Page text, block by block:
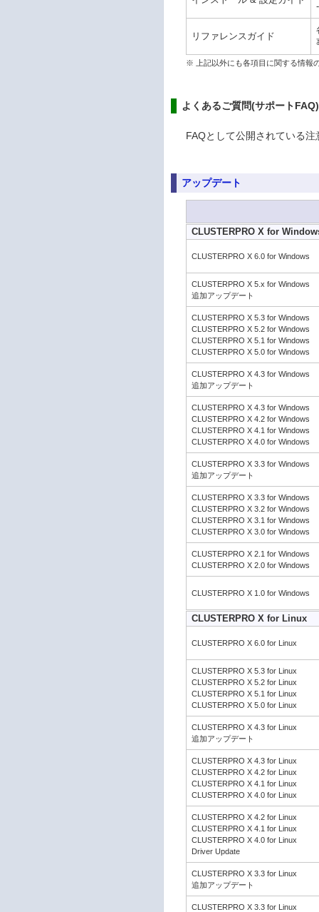
リファレンスガイド
※ 上記以外にも各項目に関する情報
よくあるご質問(サポートFAQ)
FAQとして公開されている
アップデート
CLUSTERPRO X for
CLUSTERPRO X 6.0 for Windows
CLUSTERPRO X 5.x for Windows
追加アップデート
CLUSTERPRO X 5.3 for Windows
CLUSTERPRO X 5.2 for Windows
CLUSTERPRO X 5.1 for Windows
CLUSTERPRO X 5.0 for Windows
CLUSTERPRO X 4.3 for Windows
追加アップデート
CLUSTERPRO X 4.3 for Windows
CLUSTERPRO X 4.2 for Windows
CLUSTERPRO X 4.1 for Windows
CLUSTERPRO X 4.0 for Windows
CLUSTERPRO X 3.3 for Windows
追加アップデート
CLUSTERPRO X 3.3 for Windows
CLUSTERPRO X 3.2 for Windows
CLUSTERPRO X 3.1 for Windows
CLUSTERPRO X 3.0 for Windows
CLUSTERPRO X 2.1 for Windows
CLUSTERPRO X 2.0 for Windows
CLUSTERPRO X 1.0 for Windows
CLUSTERPRO X for Linux
CLUSTERPRO X 6.0 for Linux
CLUSTERPRO X 5.3 for Linux
CLUSTERPRO X 5.2 for Linux
CLUSTERPRO X 5.1 for Linux
CLUSTERPRO X 5.0 for Linux
CLUSTERPRO X 4.3 for Linux
追加アップデート
CLUSTERPRO X 4.3 for Linux
CLUSTERPRO X 4.2 for Linux
CLUSTERPRO X 4.1 for Linux
CLUSTERPRO X 4.0 for Linux
CLUSTERPRO X 4.2 for Linux
CLUSTERPRO X 4.1 for Linux
CLUSTERPRO X 4.0 for Linux
Driver Update
CLUSTERPRO X 3.3 for Linux
追加アップデート
CLUSTERPRO X 3.3 for Linux